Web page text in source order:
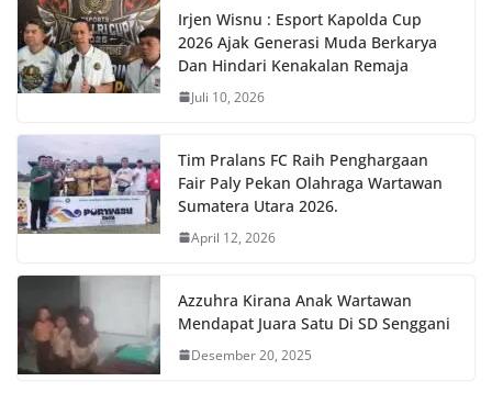
Irjen Wisnu : Esport Kapolda Cup
2026 Ajak Generasi Muda Berkarya
Dan Hindari Kenakalan Remaja
Juli 10, 2026
Tim Pralans FC Raih Penghargaan
Fair Paly Pekan Olahraga Wartawan
Sumatera Utara 2026.
April 12, 2026
Azzuhra Kirana Anak Wartawan
Mendapat Juara Satu Di SD Senggani
Desember 20, 2025